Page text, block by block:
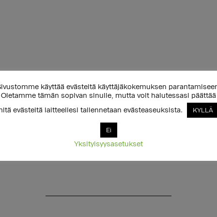
käyttää evästeitä käyttäjäkokemuksen
Oletamme tämän sopivan sinulle, mutta voit halutessasi päättää
evästeitä laitteellesi tallennetaan evästeaseuksista.
KYLLÄ
Ei
Yksityisyysasetukset